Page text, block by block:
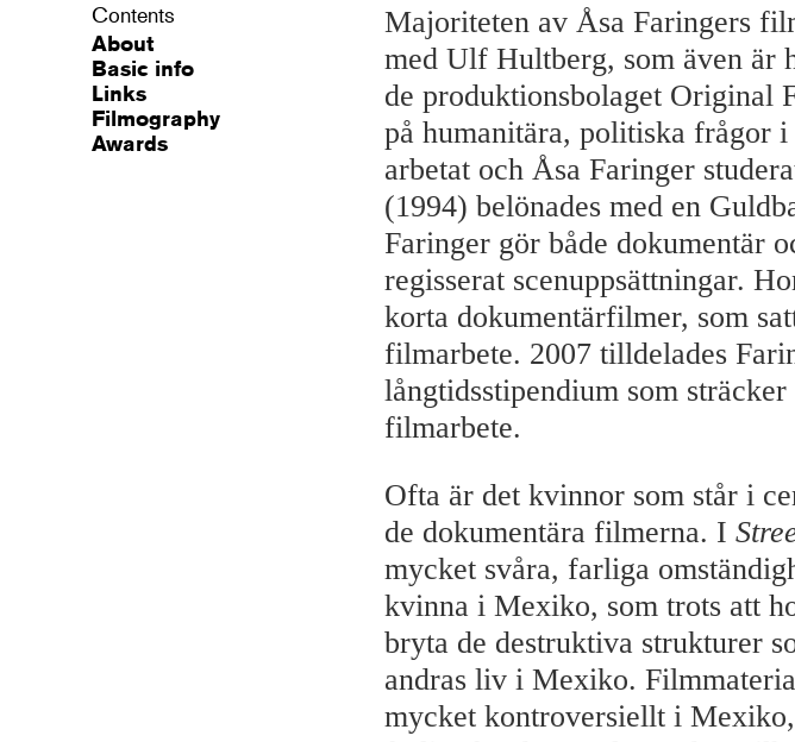
Contents
About
Basic info
Links
Filmography
Awards
Majoriteten av Åsa Faringers
med Ulf Hultberg, som även är
de produktionsbolaget
på humanitära, politiska frågor
arbetat och Åsa Faringer
(1994) belönades med en
Faringer gör både dokumentär
regisserat scenuppsättningar.
korta dokumentärfilmer, som
filmarbete. 2007 tilldelades
långtidsstipendium som
filmarbete.
Ofta är det kvinnor som står i
de dokumentära filmerna. I
mycket svåra, farliga
kvinna i Mexiko, som trots att
bryta de destruktiva strukturer
andras liv i Mexiko.
mycket kontroversiellt i